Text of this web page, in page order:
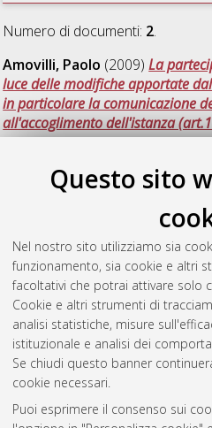
Questo sito
Nel nostro sito utilizziamo sia
funzionamento, sia cookie e altri
facoltativi che potrai attivare solo
Cookie e altri strumenti di
analisi statistiche, misure
istituzionale e analisi dei
Se chiudi questo banner
cookie necessari.
Puoi esprimere il consenso sui
Numero di documenti: 2.
Amovilli, Paolo (2009)La
luce delle modifiche apportate
in particolare la comunicazione
all'accoglimento dell'istanza
thesis], Alma Mater Studiorum
Vitale, Carmen(2007)Governo
dell'interesse pubblico nelle
, [Dissertation
Università di Bologna.
19 Ciclo. DOI 10.6092/unibo/
Questa lista e' stata
Atom
Rss 1.0